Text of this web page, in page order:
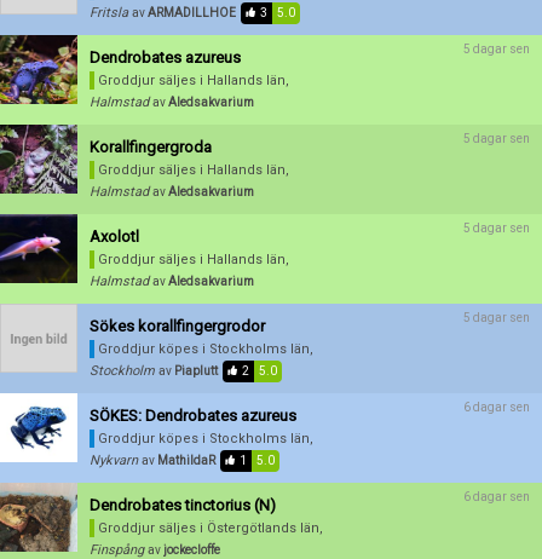
Fritsla avARMADILLHOE 3 5.0
Dendrobates azureus
Groddjur säljes i Hallands län,
Halmstad avAledsakvarium
5 dagar sen
Korallfingergroda
Groddjur säljes i Hallands län,
Halmstad avAledsakvarium
5 dagar sen
Axolotl
Groddjur säljes i Hallands län,
Halmstad avAledsakvarium
5 dagar sen
Sökes korallfingergrodor
Groddjur köpes i Stockholms län,
Stockholm av Piaplutt 2 5.0
5 dagar sen
SÖKES: Dendrobates azureus
Groddjur köpes i Stockholms län,
Nykvarn av MathildaR 1 5.0
6 dagar sen
Dendrobates tinctorius (N)
Groddjur säljes i Östergötlands län,
Finspång avjockecloffe
6 dagar sen